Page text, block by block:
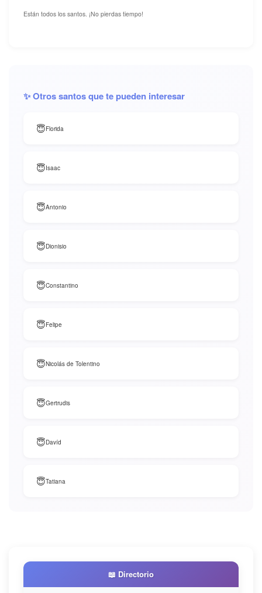
Están todos los santos. ¡No pierdas tiempo!
✨ Otros santos que te pueden interesar
😇Florida
😇Isaac
😇Antonio
😇Dionisio
😇Constantino
😇Felipe
😇Nicolás de Tolentino
😇Gertrudis
😇Davíd
😇Tatiana
📖 Directorio